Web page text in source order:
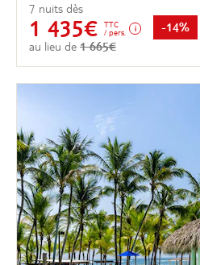
7 nuits dès
1 435€
TTC
/ pers.
au lieu de 1 665€
-14%